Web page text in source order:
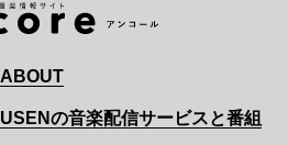
ABOUT
USENの音楽配信サービスと番組